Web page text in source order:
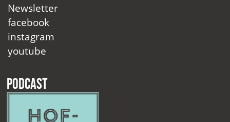
Newsletter
facebook
instagram
youtube
Podcast